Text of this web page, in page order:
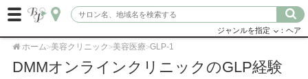
ジャンルを指定 ：ヘア
ホーム>美容クリニック >美容医療>GLP-1
DMMオンラインクリニックのGLP経験